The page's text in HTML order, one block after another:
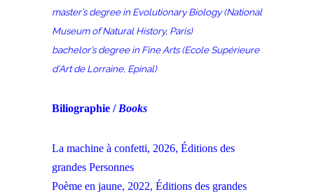
master’s degree in Evolutionary Biology (National
Museum of Natural History, Paris)
bachelor’s degree in Fine Arts (Ecole Supérieure
d’Art de Lorraine, Epinal)
Biliographie /Books
La machine à confetti, 2026, Éditions des
grandes Personnes
Poème en jaune, 2022, Éditions des grandes